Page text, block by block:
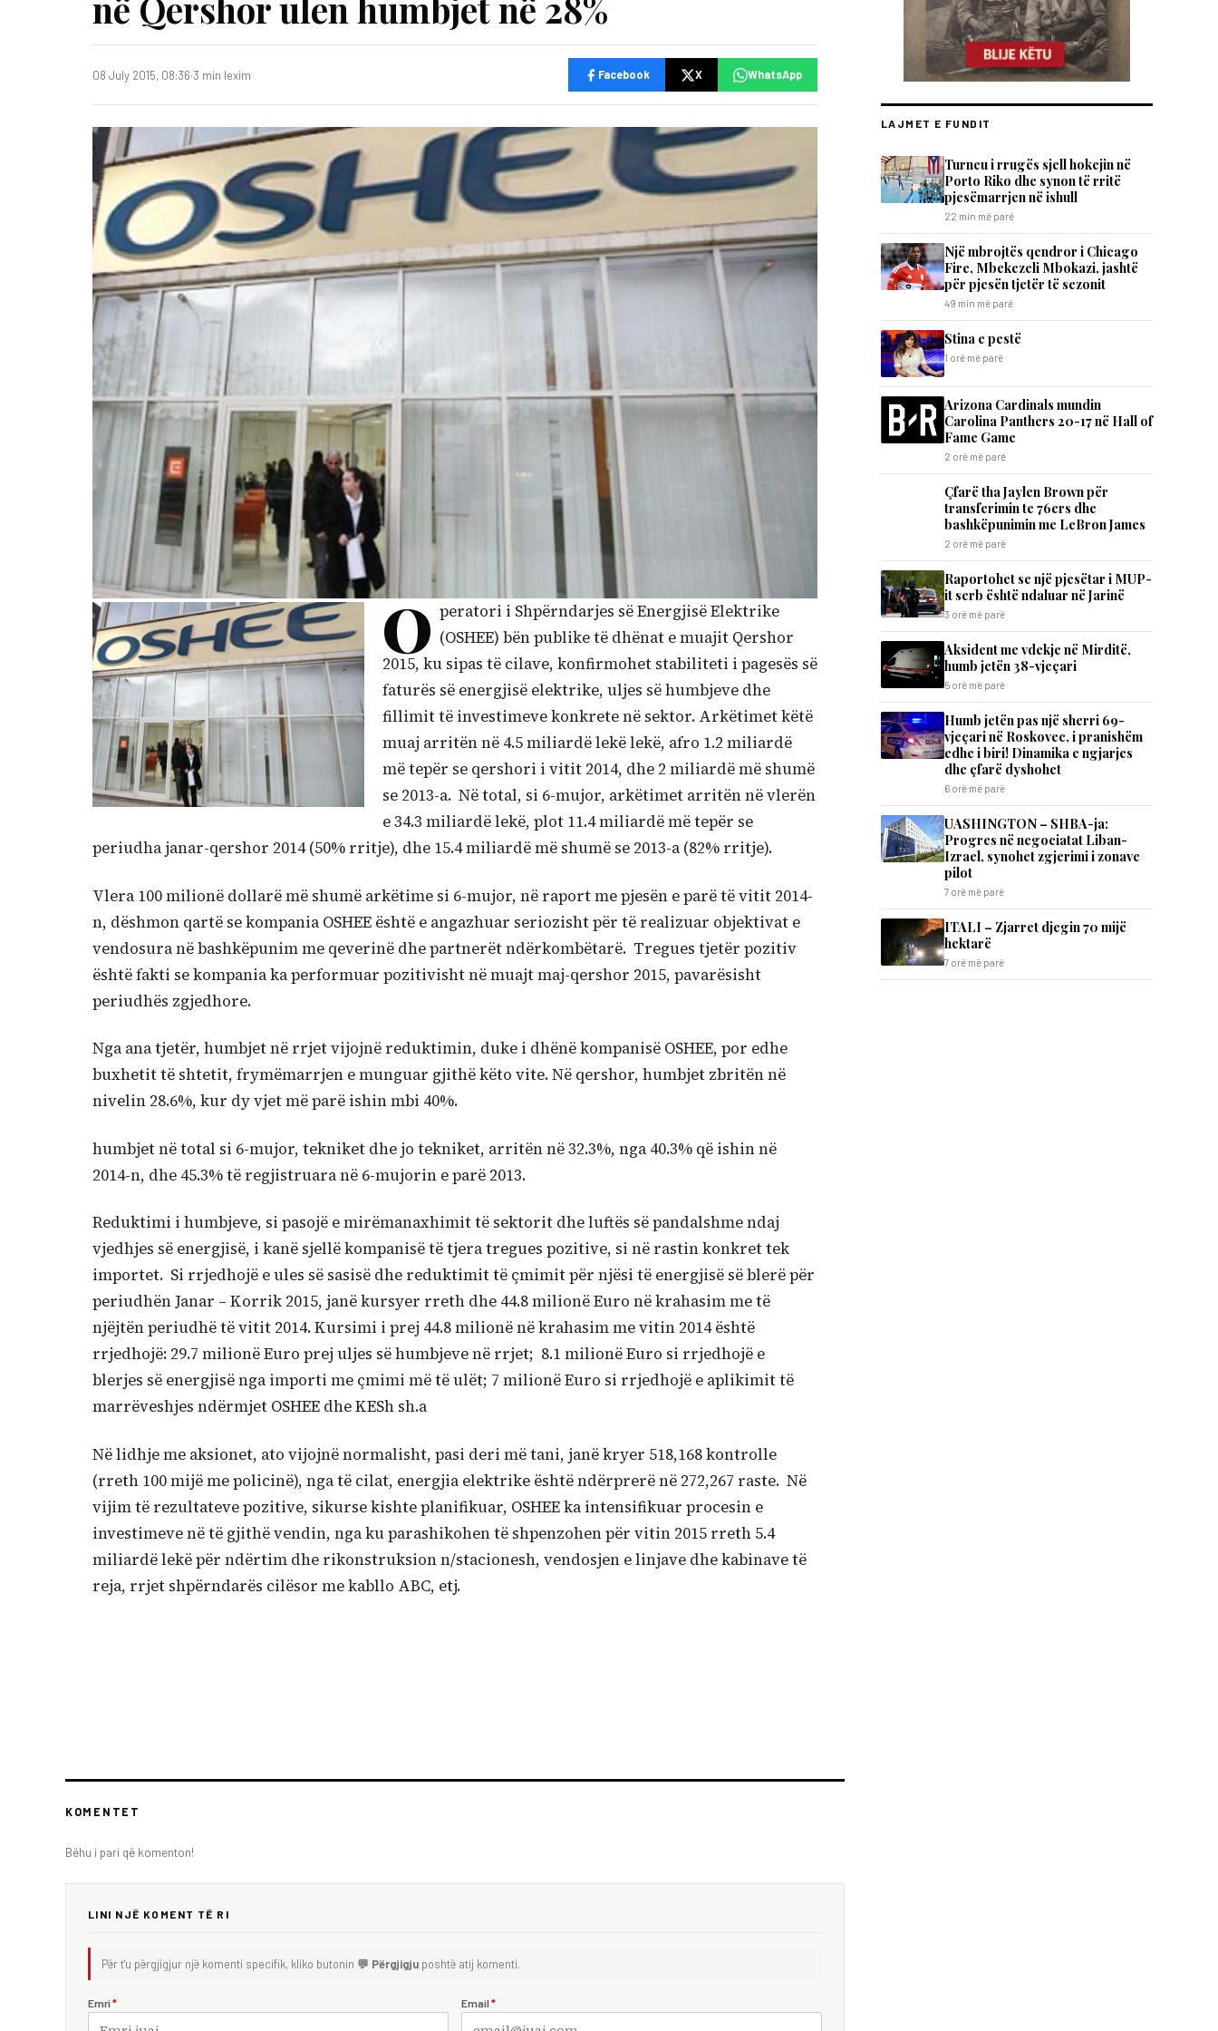
08 July 2015, 08:36·3 min lexim Facebook X WhatsApp
O peratori i Shpërndarjes së Energjisë Elektrike
(OSHEE) bën publike të dhënat e muajit Qershor
2015, ku sipas të cilave, konfirmohet stabiliteti i pagesës së
faturës së energjisë elektrike, uljes së humbjeve dhe
fillimit të investimeve konkrete në sektor. Arkëtimet këtë
muaj arritën në 4.5 miliardë lekë lekë, afro 1.2 miliardë
më tepër se qershori i vitit 2014, dhe 2 miliardë më shumë
se 2013-a. Në total, si 6-mujor, arkëtimet arritën në vlerën
e 34.3 miliardë lekë, plot 11.4 miliardë më tepër se
periudha janar-qershor 2014 (50% rritje), dhe 15.4 miliardë më shumë se 2013-a (82% rritje).
Vlera 100 milionë dollarë më shumë arkëtime si 6-mujor, në raport me pjesën e parë të vitit 2014-
n, dëshmon qartë se kompania OSHEE është e angazhuar seriozisht për të realizuar objektivat e
vendosura në bashkëpunim me qeverinë dhe partnerët ndërkombëtarë. Tregues tjetër pozitiv
është fakti se kompania ka performuar pozitivisht në muajt maj-qershor 2015, pavarësisht
periudhës zgjedhore.
Nga ana tjetër, humbjet në rrjet vijojnë reduktimin, duke i dhënë kompanisë OSHEE, por edhe
buxhetit të shtetit, frymëmarrjen e munguar gjithë këto vite. Në qershor, humbjet zbritën në
nivelin 28.6%, kur dy vjet më parë ishin mbi 40%.
humbjet në total si 6-mujor, tekniket dhe jo tekniket, arritën në 32.3%, nga 40.3% që ishin në
2014-n, dhe 45.3% të regjistruara në 6-mujorin e parë 2013.
Reduktimi i humbjeve, si pasojë e mirëmanaxhimit të sektorit dhe luftës së pandalshme ndaj
vjedhjes së energjisë, i kanë sjellë kompanisë të tjera tregues pozitive, si në rastin konkret tek
importet. Si rrjedhojë e ules së sasisë dhe reduktimit të çmimit për njësi të energjisë së blerë për
periudhën Janar – Korrik 2015, janë kursyer rreth dhe 44.8 milionë Euro në krahasim me të
njëjtën periudhë të vitit 2014. Kursimi i prej 44.8 milionë në krahasim me vitin 2014 është
rrjedhojë: 29.7 milionë Euro prej uljes së humbjeve në rrjet; 8.1 milionë Euro si rrjedhojë e
blerjes së energjisë nga importi me çmimi më të ulët; 7 milionë Euro si rrjedhojë e aplikimit të
marrëveshjes ndërmjet OSHEE dhe KESh sh.a
Në lidhje me aksionet, ato vijojnë normalisht, pasi deri më tani, janë kryer 518,168 kontrolle
(rreth 100 mijë me policinë), nga të cilat, energjia elektrike është ndërprerë në 272,267 raste. Në
vijim të rezultateve pozitive, sikurse kishte planifikuar, OSHEE ka intensifikuar procesin e
investimeve në të gjithë vendin, nga ku parashikohen të shpenzohen për vitin 2015 rreth 5.4
miliardë lekë për ndërtim dhe rikonstruksion n/stacionesh, vendosjen e linjave dhe kabinave të
reja, rrjet shpërndarës cilësor me kabllo ABC, etj.
KOMENTET
Bëhu i pari që komenton!
LINI NJË KOMENT TË RI
Për t'u përgjigjur një komenti specifik, kliko butonin 💬 Përgjigju poshtë atij komenti.
Emri * Email *
LAJMET E FUNDIT
Turneu i rrugës sjell hokejin në
Porto Riko dhe synon të rritë
pjesëmarrjen në ishull
22 min më parë
Një mbrojtës qendror i Chicago
Fire, Mbekezeli Mbokazi, jashtë
për pjesën tjetër të sezonit
49 min më parë
Stina e pestë
1 orë më parë
Arizona Cardinals mundin
Carolina Panthers 20-17 në Hall of
Fame Game
2 orë më parë
Çfarë tha Jaylen Brown për
transferimin te 76ers dhe
bashkëpunimin me LeBron James
2 orë më parë
Raportohet se një pjesëtar i MUP-
it serb është ndaluar në Jarinë
3 orë më parë
Aksident me vdekje në Mirditë,
humb jetën 38-vjeçari
5 orë më parë
Humb jetën pas një sherri 69-
vjeçari në Roskovec, i pranishëm
edhe i biri! Dinamika e ngjarjes
dhe çfarë dyshohet
6 orë më parë
UASHINGTON – SHBA-ja:
Progres në negociatat Liban-
Izrael, synohet zgjerimi i zonave
pilot
7 orë më parë
ITALI – Zjarret djegin 70 mijë
hektarë
7 orë më parë